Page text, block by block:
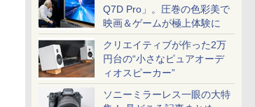
Q7D Pro」。圧巻の色彩美で
映画＆ゲームが極上体験に
クリエイティブが作った2万
円台の“小さなピュアオーデ
ィオスピーカー”
ソニーミラーレス一眼の大特